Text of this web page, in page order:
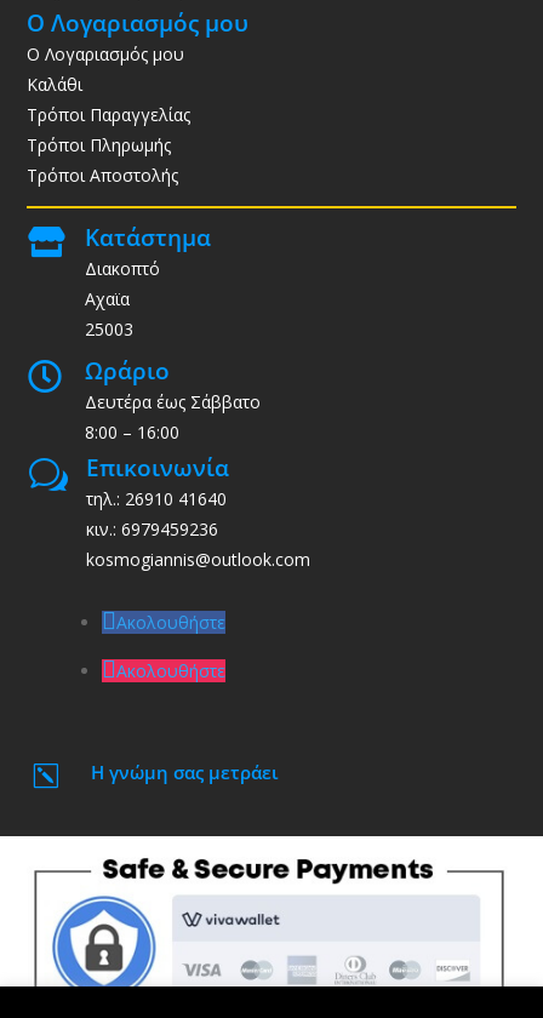
Ο Λογαριασμός μου
Ο Λογαριασμός μου
Καλάθι
Τρόποι Παραγγελίας
Τρόποι Πληρωμής
Τρόποι Αποστολής
 Κατάστημα
Διακοπτό
Αχαϊα
25003
 Ωράριο
Δευτέρα έως Σάββατο
8:00 – 16:00
w Επικοινωνία
τηλ.: 26910 41640
κιν.: 6979459236
kosmogiannis@outlook.com
Ακολουθήστε
Ακολουθήστε
k Η γνώμη σας μετράει